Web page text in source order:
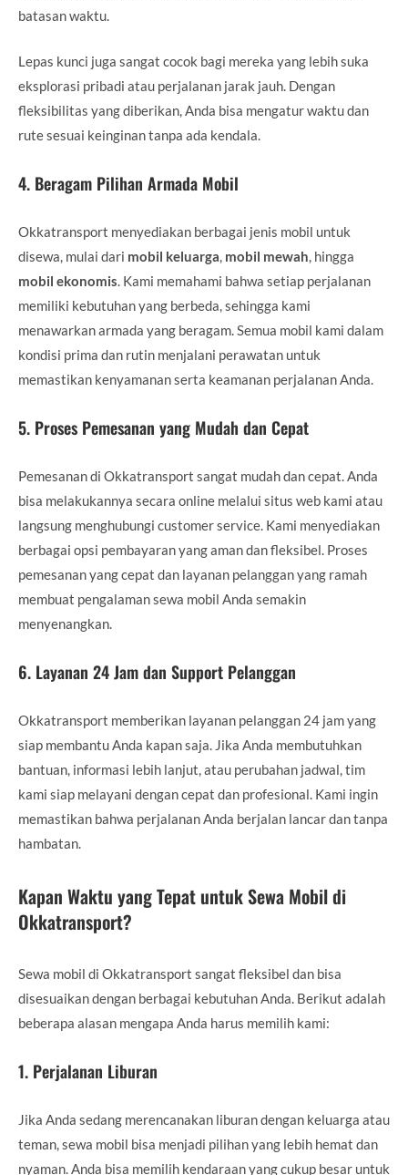
batasan waktu.
Lepas kunci juga sangat cocok bagi mereka yang lebih suka
eksplorasi pribadi atau perjalanan jarak jauh. Dengan
fleksibilitas yang diberikan, Anda bisa mengatur waktu dan
rute sesuai keinginan tanpa ada kendala.
4. Beragam Pilihan Armada Mobil
Okkatransport menyediakan berbagai jenis mobil untuk
disewa, mulai dari mobil keluarga mobil mewah , hingga
mobil ekonomis . Kami memahami bahwa setiap perjalanan
memiliki kebutuhan yang berbeda, sehingga kami
menawarkan armada yang beragam. Semua mobil kami dalam
kondisi prima dan rutin menjalani perawatan untuk
memastikan kenyamanan serta keamanan perjalanan Anda.
5. Proses Pemesanan yang Mudah dan Cepat
Pemesanan di Okkatransport sangat mudah dan cepat. Anda
bisa melakukannya secara online melalui situs web kami atau
langsung menghubungi customer service. Kami menyediakan
berbagai opsi pembayaran yang aman dan fleksibel. Proses
pemesanan yang cepat dan layanan pelanggan yang ramah
membuat pengalaman sewa mobil Anda semakin
menyenangkan.
6. Layanan 24 Jam dan Support Pelanggan
Okkatransport memberikan layanan pelanggan 24 jam yang
siap membantu Anda kapan saja. Jika Anda membutuhkan
bantuan, informasi lebih lanjut, atau perubahan jadwal, tim
kami siap melayani dengan cepat dan profesional. Kami ingin
memastikan bahwa perjalanan Anda berjalan lancar dan tanpa
hambatan.
Kapan Waktu yang Tepat untuk Sewa Mobil di
Okkatransport?
Sewa mobil di Okkatransport sangat fleksibel dan bisa
disesuaikan dengan berbagai kebutuhan Anda. Berikut adalah
beberapa alasan mengapa Anda harus memilih kami:
1. Perjalanan Liburan
Jika Anda sedang merencanakan liburan dengan keluarga atau
teman, sewa mobil bisa menjadi pilihan yang lebih hemat dan
nyaman. Anda bisa memilih kendaraan yang cukup besar untuk